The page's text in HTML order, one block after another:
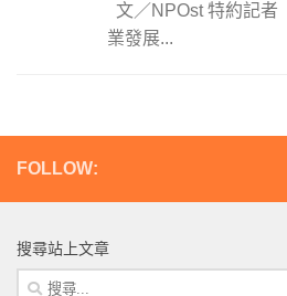
文／NPOst 特約記
業發展...
FOLLOW:
搜尋站上文章
搜